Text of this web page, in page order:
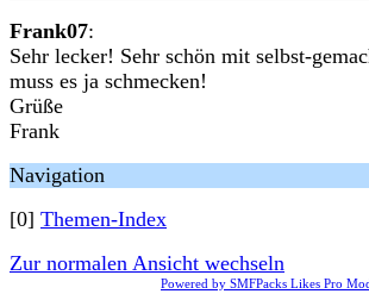
Frank07:
Sehr lecker! Sehr schön mit selbst-
muss es ja schmecken!
Grüße
Frank
Navigation
[0] Themen-Index
Zur normalen Ansicht wechseln
Powered by SMFPacks Likes Pro